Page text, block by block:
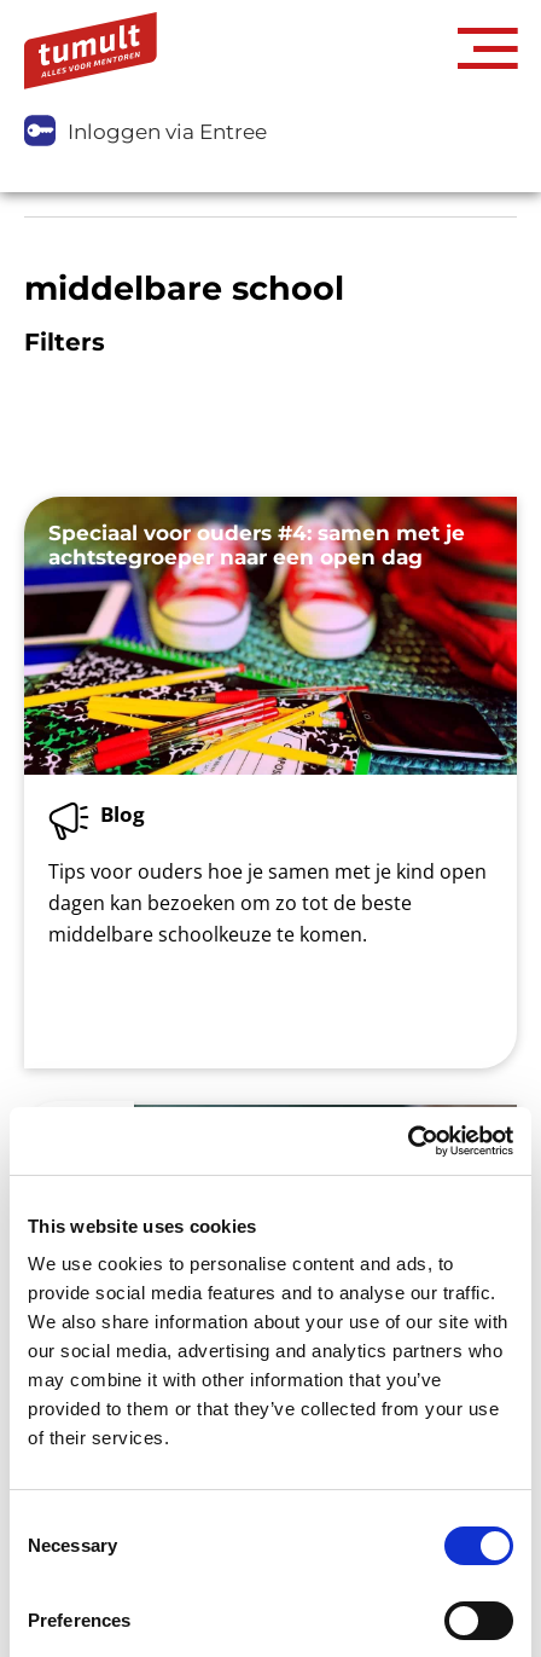
This website uses cookies
We use cookies to personalise content and ads, to
provide social media features and to analyse our traffic.
We also share information about your use of our site with
our social media, advertising and analytics partners who
may combine it with other information that you’ve
provided to them or that they’ve collected from your use
of their services.
Selection
Necessary
Preferences
Inloggen via Entree
middelbare school
Filters
Speciaal voor ouders #4: samen met je
achtstegroeper naar een open dag
Blog
Tips voor ouders hoe je samen met je kind open
dagen kan bezoeken om zo tot de beste
middelbare schoolkeuze te komen.
Terug naar normaal… Maar is iedereen
en nu het vaststellen en wegwerken van
onderwijs hard geraakt. Bij Tumult horen we dat